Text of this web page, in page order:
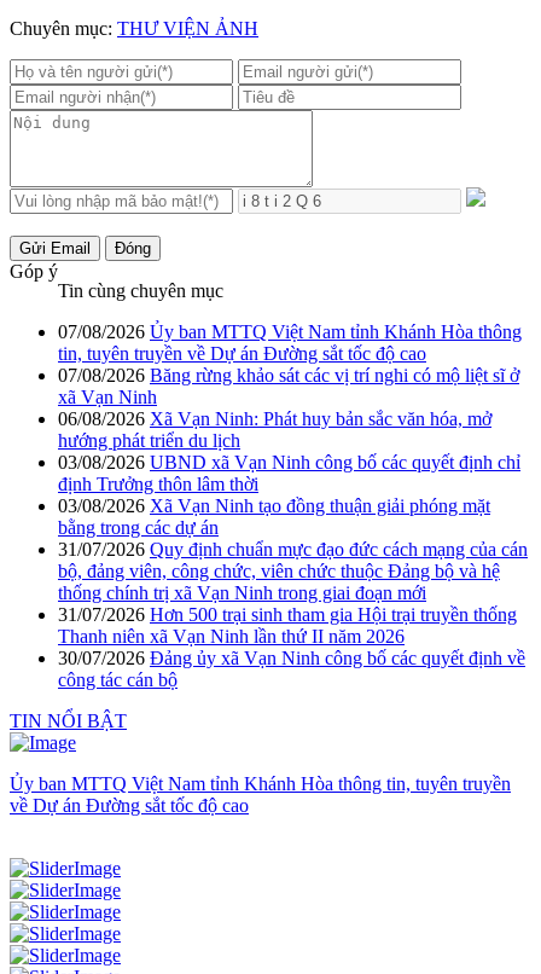
Chuyên mục: THƯ VIỆN ẢNH
Gửi Email Đóng
Góp ý
Tin cùng chuyên mục
07/08/2026 Ủy ban MTTQ Việt Nam tỉnh Khánh Hòa thông
tin, tuyên truyền về Dự án Đường sắt tốc độ cao
07/08/2026 Băng rừng khảo sát các vị trí nghi có mộ liệt sĩ ở
xã Vạn Ninh
06/08/2026 Xã Vạn Ninh: Phát huy bản sắc văn hóa, mở
hướng phát triển du lịch
03/08/2026 UBND xã Vạn Ninh công bố các quyết định chỉ
định Trưởng thôn lâm thời
03/08/2026 Xã Vạn Ninh tạo đồng thuận giải phóng mặt
bằng trong các dự án
31/07/2026 Quy định chuẩn mực đạo đức cách mạng của cán
bộ, đảng viên, công chức, viên chức thuộc Đảng bộ và hệ
thống chính trị xã Vạn Ninh trong giai đoạn mới
31/07/2026 Hơn 500 trại sinh tham gia Hội trại truyền thống
Thanh niên xã Vạn Ninh lần thứ II năm 2026
30/07/2026 Đảng ủy xã Vạn Ninh công bố các quyết định về
công tác cán bộ
TIN NỔI BẬT
Ủy ban MTTQ Việt Nam tỉnh Khánh Hòa thông tin, tuyên truyền
về Dự án Đường sắt tốc độ cao